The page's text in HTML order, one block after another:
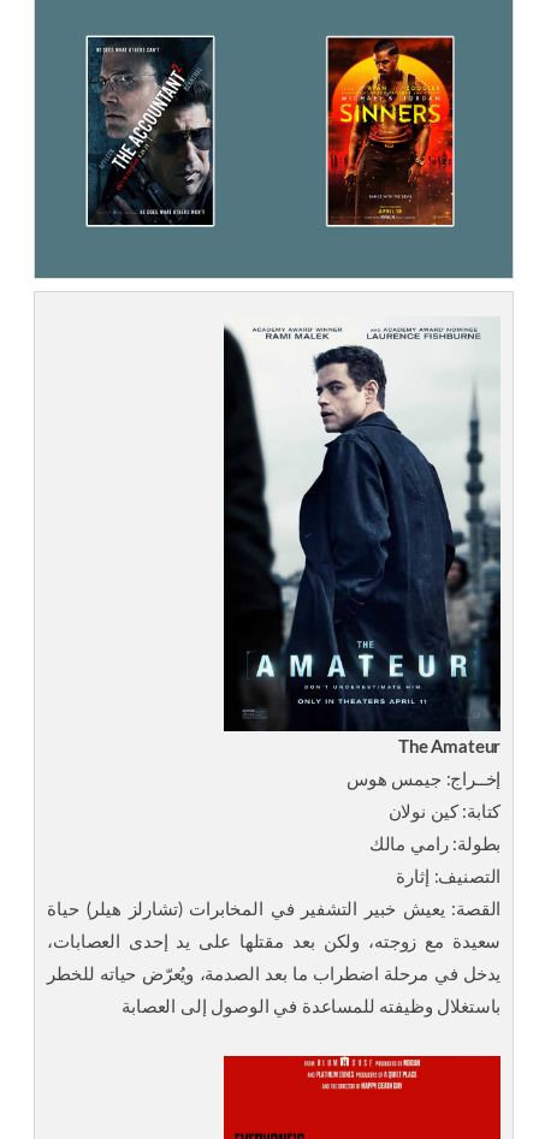
The Amateur
إخــراج: جيمس هوس
كتابة: كين نولان
بطولة: رامي مالك
التصنيف: إثارة
القصة: يعيش خبير التشفير في المخابرات (تشارلز هيلر) حياة
سعيدة مع زوجته، ولكن بعد مقتلها على يد إحدى العصابات،
يدخل في مرحلة اضطراب ما بعد الصدمة، ويُعرّض حياته للخطر
باستغلال وظيفته للمساعدة في الوصول إلى العصابة